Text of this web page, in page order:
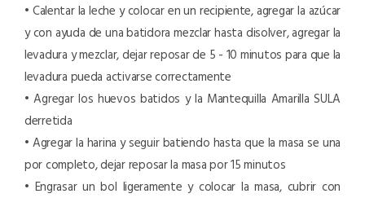
• Calentar la leche y colocar en un recipiente, agregar la azúcar
y con ayuda de una batidora mezclar hasta disolver, agregar la
levadura y mezclar, dejar reposar de 5 - 10 minutos para que la
levadura pueda activarse correctamente
• Agregar los huevos batidos y la Mantequilla Amarilla SULA
derretida
• Agregar la harina y seguir batiendo hasta que la masa se una
por completo, dejar reposar la masa por 15 minutos
• Engrasar un bol ligeramente y colocar la masa, cubrir con